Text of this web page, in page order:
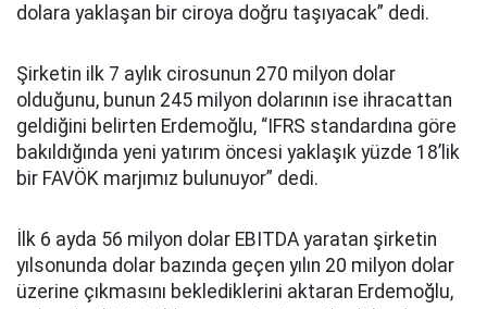
dolara yaklaşan bir ciroya doğru taşıyacak” dedi.
Şirketin ilk 7 aylık cirosunun 270 milyon dolar
olduğunu, bunun 245 milyon dolarının ise ihracattan
geldiğini belirten Erdemoğlu, “IFRS standardına göre
bakıldığında yeni yatırım öncesi yaklaşık yüzde 18’lik
bir FAVÖK marjımız bulunuyor” dedi.
İlk 6 ayda 56 milyon dolar EBITDA yaratan şirketin
yılsonunda dolar bazında geçen yılın 20 milyon dolar
üzerine çıkmasını beklediklerini aktaran Erdemoğlu,